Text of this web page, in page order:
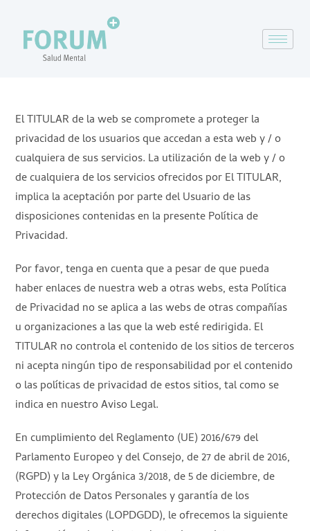
El TITULAR de la web se compromete a proteger la
privacidad de los usuarios que accedan a esta web y / o
cualquiera de sus servicios. La utilización de la web y / o
de cualquiera de los servicios ofrecidos por El TITULAR,
implica la aceptación por parte del Usuario de las
disposiciones contenidas en la presente Política de
Privacidad.
Por favor, tenga en cuenta que a pesar de que pueda
haber enlaces de nuestra web a otras webs, esta Política
de Privacidad no se aplica a las webs de otras compañías
u organizaciones a las que la web esté redirigida. El
TITULAR no controla el contenido de los sitios de terceros
ni acepta ningún tipo de responsabilidad por el contenido
o las políticas de privacidad de estos sitios, tal como se
indica en nuestro Aviso Legal.
En cumplimiento del Reglamento (UE) 2016/679 del
Parlamento Europeo y del Consejo, de 27 de abril de 2016,
(RGPD) y la Ley Orgánica 3/2018, de 5 de diciembre, de
Protección de Datos Personales y garantía de los
derechos digitales (LOPDGDD), le ofrecemos la siguiente